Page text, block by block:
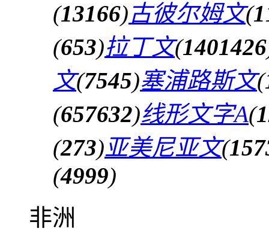
(13166)古彼尔姆文(
(653)拉丁文(1401426
文(7545)塞浦路斯文(
(657632)线形文字A(
(273)亚美尼亚文(
(4999)
非洲